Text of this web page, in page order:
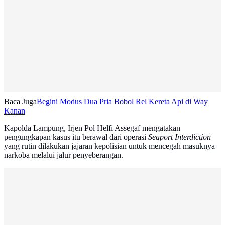
Baca JugaBegini Modus Dua Pria Bobol Rel Kereta Api di Way
Kanan
Kapolda Lampung, Irjen Pol Helfi Assegaf mengatakan
pengungkapan kasus itu berawal dari operasi Seaport Interdiction
yang rutin dilakukan jajaran kepolisian untuk mencegah masuknya
narkoba melalui jalur penyeberangan.